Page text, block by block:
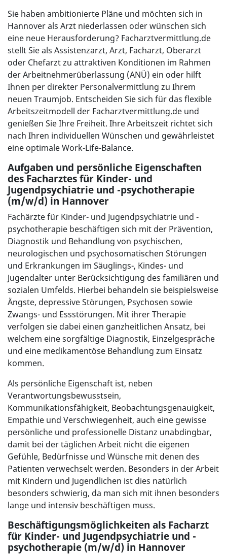
Sie haben ambitionierte Pläne und möchten sich in
Hannover als Arzt niederlassen oder wünschen sich
eine neue Herausforderung? Facharztvermittlung.de
stellt Sie als Assistenzarzt, Arzt, Facharzt, Oberarzt
oder Chefarzt zu attraktiven Konditionen im Rahmen
der Arbeitnehmerüberlassung (ANÜ) ein oder hilft
Ihnen per direkter Personalvermittlung zu Ihrem
neuen Traumjob. Entscheiden Sie sich für das flexible
Arbeitszeitmodell der Facharztvermittlung.de und
genießen Sie Ihre Freiheit. Ihre Arbeitszeit richtet sich
nach Ihren individuellen Wünschen und gewährleistet
eine optimale Work-Life-Balance.
Aufgaben und persönliche Eigenschaften
des Facharztes für Kinder- und
Jugendpsychiatrie und -psychotherapie
(m/w/d) in Hannover
Fachärzte für Kinder- und Jugendpsychiatrie und -
psychotherapie beschäftigen sich mit der Prävention,
Diagnostik und Behandlung von psychischen,
neurologischen und psychosomatischen Störungen
und Erkrankungen im Säuglings-, Kindes- und
Jugendalter unter Berücksichtigung des familiären und
sozialen Umfelds. Hierbei behandeln sie beispielsweise
Ängste, depressive Störungen, Psychosen sowie
Zwangs- und Essstörungen. Mit ihrer Therapie
verfolgen sie dabei einen ganzheitlichen Ansatz, bei
welchem eine sorgfältige Diagnostik, Einzelgespräche
und eine medikamentöse Behandlung zum Einsatz
kommen.
Als persönliche Eigenschaft ist, neben
Verantwortungsbewusstsein,
Kommunikationsfähigkeit, Beobachtungsgenauigkeit,
Empathie und Verschwiegenheit, auch eine gewisse
persönliche und professionelle Distanz unabdingbar,
damit bei der täglichen Arbeit nicht die eigenen
Gefühle, Bedürfnisse und Wünsche mit denen des
Patienten verwechselt werden. Besonders in der Arbeit
mit Kindern und Jugendlichen ist dies natürlich
besonders schwierig, da man sich mit ihnen besonders
lange und intensiv beschäftigen muss.
Beschäftigungsmöglichkeiten als Facharzt
für Kinder- und Jugendpsychiatrie und -
psychotherapie (m/w/d) in Hannover